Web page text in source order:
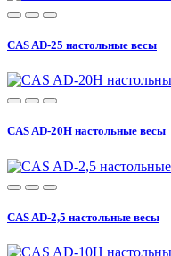
CAS AD-25 настольные весы
CAS AD-20H настольные весы
CAS AD-2,5 настольные весы